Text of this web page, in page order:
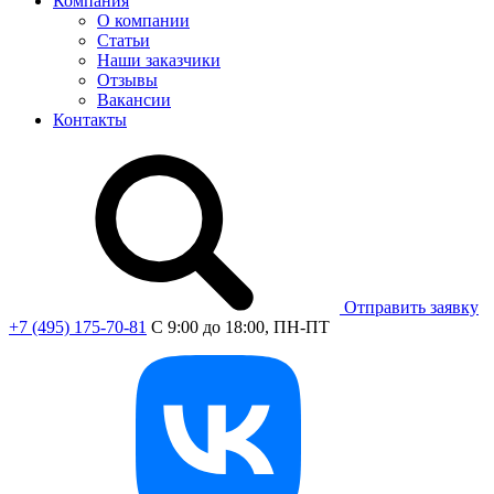
О компании
Статьи
Наши заказчики
Отзывы
Вакансии
Контакты
Отправить заявку
+7 (495) 175-70-81 C 9:00 до 18:00, ПН-ПТ